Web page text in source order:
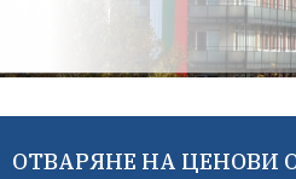
ОТВАРЯНЕ НА ЦЕНОВИ